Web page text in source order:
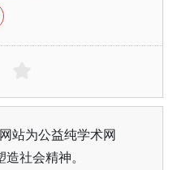
站为公益纯学术网
社会精神。